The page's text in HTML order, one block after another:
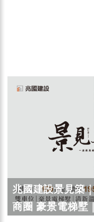
兆國建設景見築
商圈 豪景電梯墅